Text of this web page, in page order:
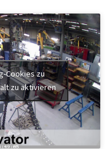
Cookies zu
zu aktivieren